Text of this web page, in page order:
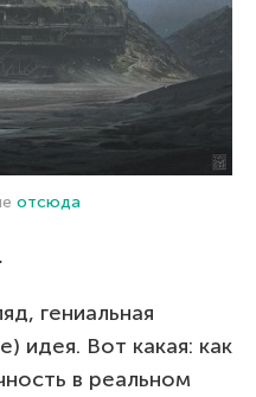
отсюда
гениальная
идея. Вот какая: как
в реальном